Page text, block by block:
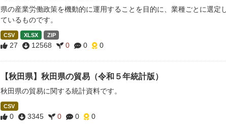
県の産業労働政策を機動的に運用することを目的に、業種ごとに選
ているものです。
CSV XLSX ZIP
27 12568 0 0 0
【秋田県】秋田県の貿易（令和５年統計版）
秋田県の貿易に関する統計資料です。
CSV
0 3345 0 0 0